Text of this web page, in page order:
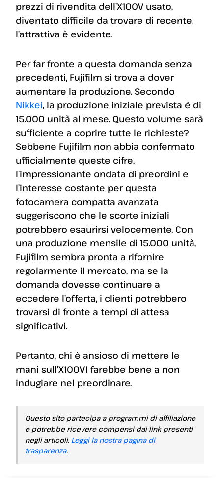
prezzi di rivendita dell’X100V usato,
diventato difficile da trovare di recente,
l’attrattiva è evidente.
Per far fronte a questa domanda senza
precedenti, Fujifilm si trova a dover
aumentare la produzione. Secondo
Nikkei, la produzione iniziale prevista è di
15.000 unità al mese. Questo volume sarà
sufficiente a coprire tutte le richieste?
Sebbene Fujifilm non abbia confermato
ufficialmente queste cifre,
l’impressionante ondata di preordini e
l’interesse costante per questa
fotocamera compatta avanzata
suggeriscono che le scorte iniziali
potrebbero esaurirsi velocemente. Con
una produzione mensile di 15.000 unità,
Fujifilm sembra pronta a rifornire
regolarmente il mercato, ma se la
domanda dovesse continuare a
eccedere l’offerta, i clienti potrebbero
trovarsi di fronte a tempi di attesa
significativi.
Pertanto, chi è ansioso di mettere le
mani sull’X100VI farebbe bene a non
indugiare nel preordinare.
Questo sito partecipa a programmi di affiliazione
e potrebbe ricevere compensi dai link presenti
negli articoli. Leggi la nostra pagina di
trasparenza.